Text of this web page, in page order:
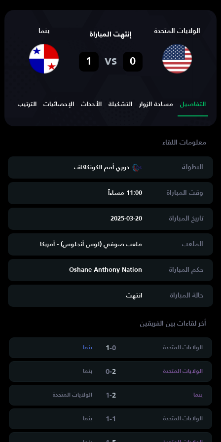
الولايات المتحدة إنتهت المباراة
0
vs
1
بنما
التفاصيل مساحة الزوار التشكيلة الأحداث الإحصائيات الترتيب
البطولة دوري أمم الكونكاكاف
وقت المباراة 11:00 مساءاََ
تاريخ المباراة 2025-03-20
الملعب ملعب صوفي (لوس أنجلوس) - أمريكا
حكم المباراة Oshane Anthony Nation
حالة المباراة انتهت
أخر لقاءات بين الفريقين
الولايات المتحدة 0
-
1 بنما
الولايات المتحدة 2
-
0 بنما
بنما 2
-
1 الولايات المتحدة
الولايات المتحدة 1
-
1 بنما